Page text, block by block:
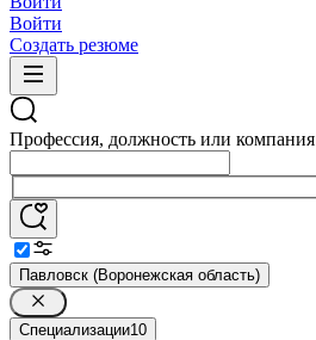
Войти
Создать резюме
Профессия, должность или компания
Павловск (Воронежская область)
Специализации10